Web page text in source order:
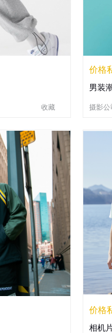
收藏
价格
男装
摄影公
价格
相机